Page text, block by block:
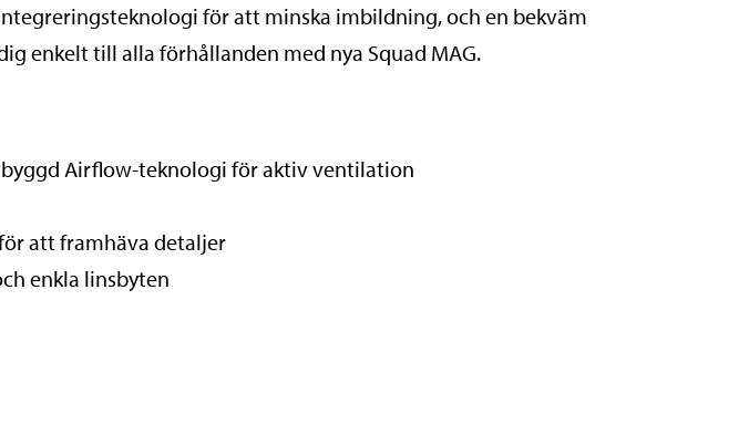
för att minska imbildning, och en bekväm
enkelt till alla förhållanden med nya Squad MAG.
Airflow-teknologi för aktiv ventilation
att framhäva detaljer
enkla linsbyten